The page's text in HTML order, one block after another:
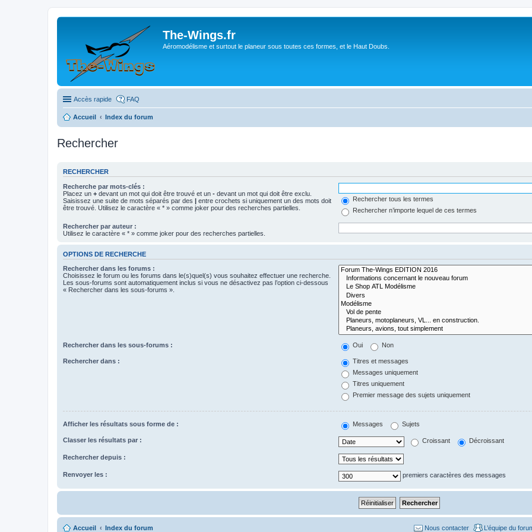
The-Wings.fr
Aéromodélisme et surtout le planeur sous toutes ces formes, et le Haut Doubs.
Accès rapide FAQ
Accueil Index du forum
Rechercher
RECHERCHER
Recherche par mots-clés :
Placez un + devant un mot qui doit être trouvé et un - devant un mot qui doit être exclu.
Saisissez une suite de mots séparés par des | entre crochets si uniquement un des mots doit
être trouvé. Utilisez le caractère « * » comme joker pour des recherches partielles.
Rechercher tous les termes
Rechercher n’importe lequel de ces termes
Rechercher par auteur :
Utilisez le caractère « * » comme joker pour des recherches partielles.
OPTIONS DE RECHERCHE
Rechercher dans les forums :
Choisissez le forum ou les forums dans le(s)quel(s) vous souhaitez effectuer une recherche.
Les sous-forums sont automatiquement inclus si vous ne désactivez pas l’option ci-dessous
« Rechercher dans les sous-forums ».
Rechercher dans les sous-forums : Oui Non
Rechercher dans :
Titres et messages
Messages uniquement
Titres uniquement
Premier message des sujets uniquement
Afficher les résultats sous forme de : Messages Sujets
Classer les résultats par : Croissant Décroissant
Rechercher depuis :
Renvoyer les : premiers caractères des messages
Accueil Index du forum L’équipe du
Nous contacter